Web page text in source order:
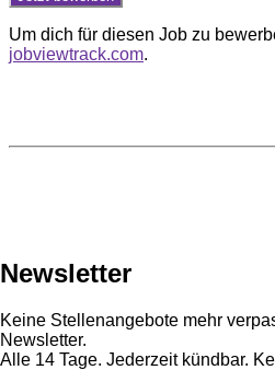
Um dich für diesen Job zu
jobviewtrack.com.
Newsletter
Keine Stellenangebote mehr
Newsletter.
Alle 14 Tage. Jederzeit kündbar.